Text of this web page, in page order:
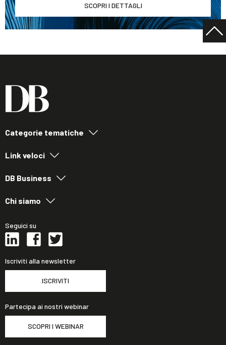
SCOPRI I DETTAGLI
Categorie tematiche
Link veloci
DB Business
Chi siamo
Seguici su
Iscriviti alla newsletter
ISCRIVITI
Partecipa ai nostri webinar
SCOPRI I WEBINAR